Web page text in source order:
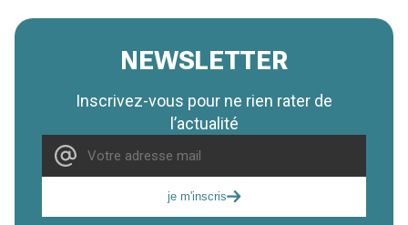
NEWSLETTER
Inscrivez-vous pour ne rien rater de
l’actualité
je m'inscris